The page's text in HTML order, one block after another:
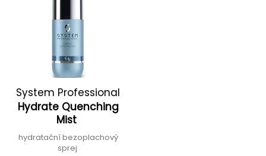
System Professional
Hydrate Quenching
Mist
hydratační bezoplachový
sprej